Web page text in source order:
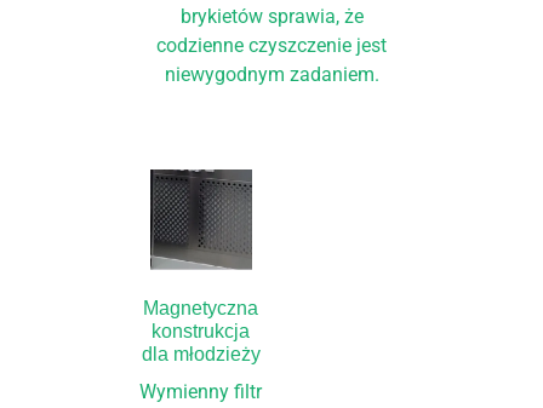
brykietów sprawia, że
codzienne czyszczenie jest
niewygodnym zadaniem.
Magnetyczna
konstrukcja
dla młodzieży
Wymienny filtr